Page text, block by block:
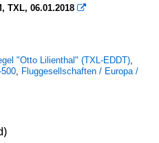
TXL, 06.01.2018 
"Otto Lilienthal" (TXL-EDDT),
, Fluggesellschaften / Europa /